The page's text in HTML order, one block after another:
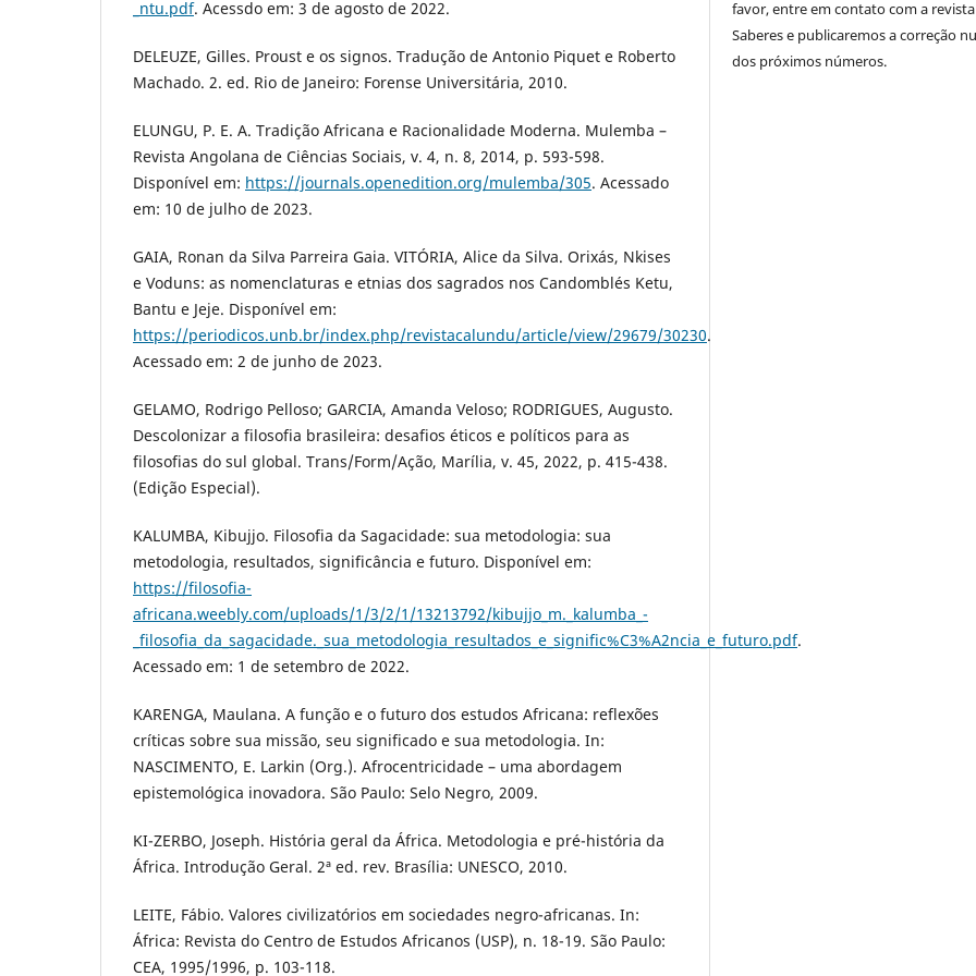
_ntu.pdf. Acessdo em: 3 de agosto de 2022.
DELEUZE, Gilles. Proust e os signos. Tradução de Antonio Piquet e Roberto
Machado. 2. ed. Rio de Janeiro: Forense Universitária, 2010.
ELUNGU, P. E. A. Tradição Africana e Racionalidade Moderna. Mulemba –
Revista Angolana de Ciências Sociais, v. 4, n. 8, 2014, p. 593-598.
Disponível em: https://journals.openedition.org/mulemba/305. Acessado
em: 10 de julho de 2023.
GAIA, Ronan da Silva Parreira Gaia. VITÓRIA, Alice da Silva. Orixás, Nkises
e Voduns: as nomenclaturas e etnias dos sagrados nos Candomblés Ketu,
Bantu e Jeje. Disponível em:
https://periodicos.unb.br/index.php/revistacalundu/article/view/29679/30230.
Acessado em: 2 de junho de 2023.
GELAMO, Rodrigo Pelloso; GARCIA, Amanda Veloso; RODRIGUES, Augusto.
Descolonizar a filosofia brasileira: desafios éticos e políticos para as
filosofias do sul global. Trans/Form/Ação, Marília, v. 45, 2022, p. 415-438.
(Edição Especial).
KALUMBA, Kibujjo. Filosofia da Sagacidade: sua metodologia: sua
metodologia, resultados, significância e futuro. Disponível em:
https://filosofia-
africana.weebly.com/uploads/1/3/2/1/13213792/kibujjo_m._kalumba_-
_filosofia_da_sagacidade._sua_metodologia_resultados_e_signific%C3%A2ncia_e_futuro.pdf.
Acessado em: 1 de setembro de 2022.
KARENGA, Maulana. A função e o futuro dos estudos Africana: reflexões
críticas sobre sua missão, seu significado e sua metodologia. In:
NASCIMENTO, E. Larkin (Org.). Afrocentricidade – uma abordagem
epistemológica inovadora. São Paulo: Selo Negro, 2009.
KI-ZERBO, Joseph. História geral da África. Metodologia e pré-história da
África. Introdução Geral. 2ª ed. rev. Brasília: UNESCO, 2010.
LEITE, Fábio. Valores civilizatórios em sociedades negro-africanas. In:
África: Revista do Centro de Estudos Africanos (USP), n. 18-19. São Paulo:
CEA, 1995/1996, p. 103-118.
favor, entre em contato com a revista
Saberes e publicaremos a correção
dos próximos números.